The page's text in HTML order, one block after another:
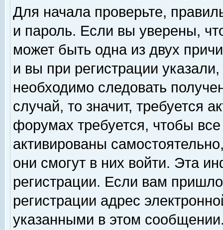
Для начала проверьте,
и пароль. Если вы уверены,
может быть одна из двух
и вы при регистрации
необходимо следовать
случай, то значит, требуется
форумах требуется, чтобы
активированы
они смогут в них войти. Эта
регистрации. Если вам
регистрации адрес
указанными в этом